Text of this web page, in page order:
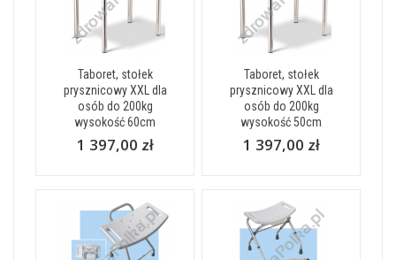
Taboret, stołek
prysznicowy XXL dla
osób do 200kg
wysokość 60cm
1 397,00 zł
Taboret, stołek
prysznicowy XXL dla
osób do 200kg
wysokość 50cm
1 397,00 zł